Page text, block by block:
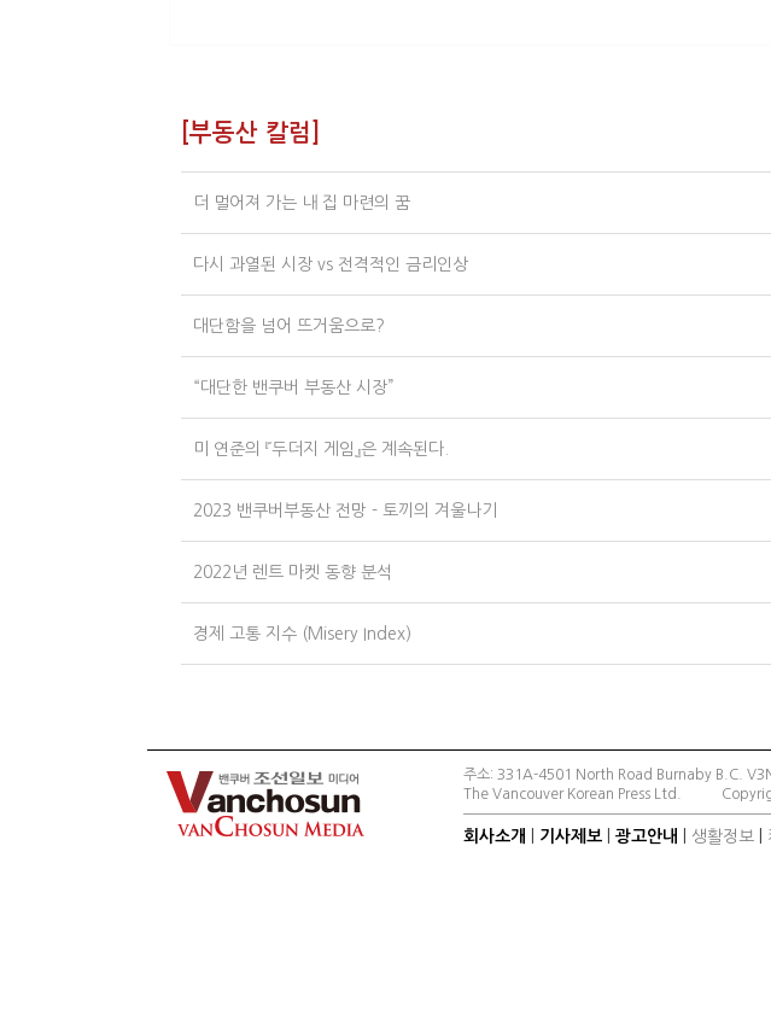
[부동산 칼럼]
더 멀어져 가는 내 집 마련의 꿈
다시 과열된 시장 vs 전격적인 금리인상
대단함을 넘어 뜨거움으로?
“대단한 밴쿠버 부동산 시장”
미 연준의 『두더지 게임』은 계속된다.
2023 밴쿠버부동산 전망 - 토끼의 겨울나기
2022년 렌트 마켓 동향 분석
경제 고통 지수 (Misery Index)
주소: 331A-4501 North Road Burnaby B.C.
The Vancouver Korean Press Ltd.
회사소개 기사제보 광고안내 생활정보